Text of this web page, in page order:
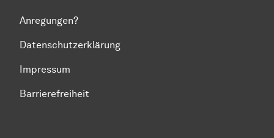
Anregungen?
Datenschutzerklärung
Impressum
Bar­ri­e­re­frei­heit